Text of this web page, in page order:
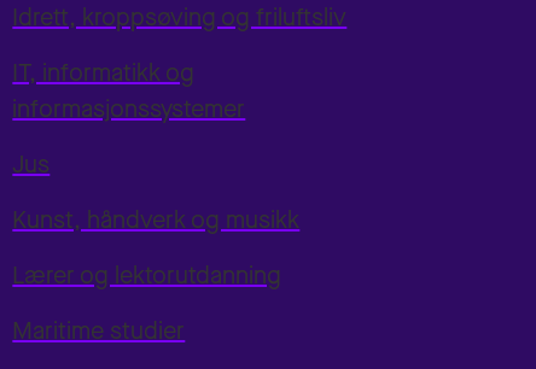
Idrett, kroppsøving og friluftsliv
IT, informatikk og
informasjonssystemer
Jus
Kunst, håndverk og musikk
Lærer og lektorutdanning
Maritime studier